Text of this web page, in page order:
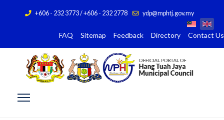
+606 - 232 3773 / +606 - 232 2778 ydp@mphtj.gov.my
FAQ Sitemap Feedback Directory Contact Us